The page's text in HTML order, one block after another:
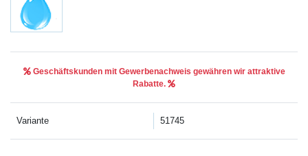
Geschäftskunden mit Gewerbenachweis gewähren wir attraktive
Rabatte.
Variante 51745